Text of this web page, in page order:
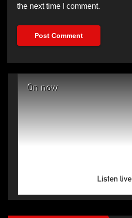
the next time I comment.
On now
Listen live